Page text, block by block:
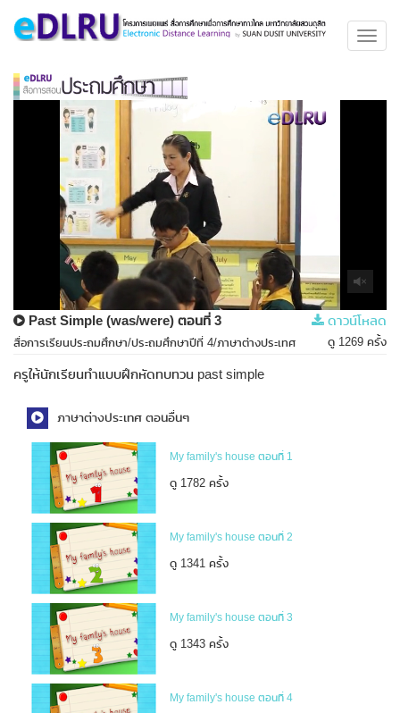
Past Simple (was/were) ตอนที่ 3 ดาวน์โหลด
สื่อการเรียนประถมศึกษา/ประถมศึกษาปีที่ 4/ภาษาต่างประเทศ ดู 1269 ครั้ง
ครูให้นักเรียนทำแบบฝึกหัดทบทวน past simple
ภาษาต่างประเทศ ตอนอื่นๆ
My family's house ตอนที่ 1
ดู 1782 ครั้ง
My family's house ตอนที่ 2
ดู 1341 ครั้ง
My family's house ตอนที่ 3
ดู 1343 ครั้ง
My family's house ตอนที่ 4